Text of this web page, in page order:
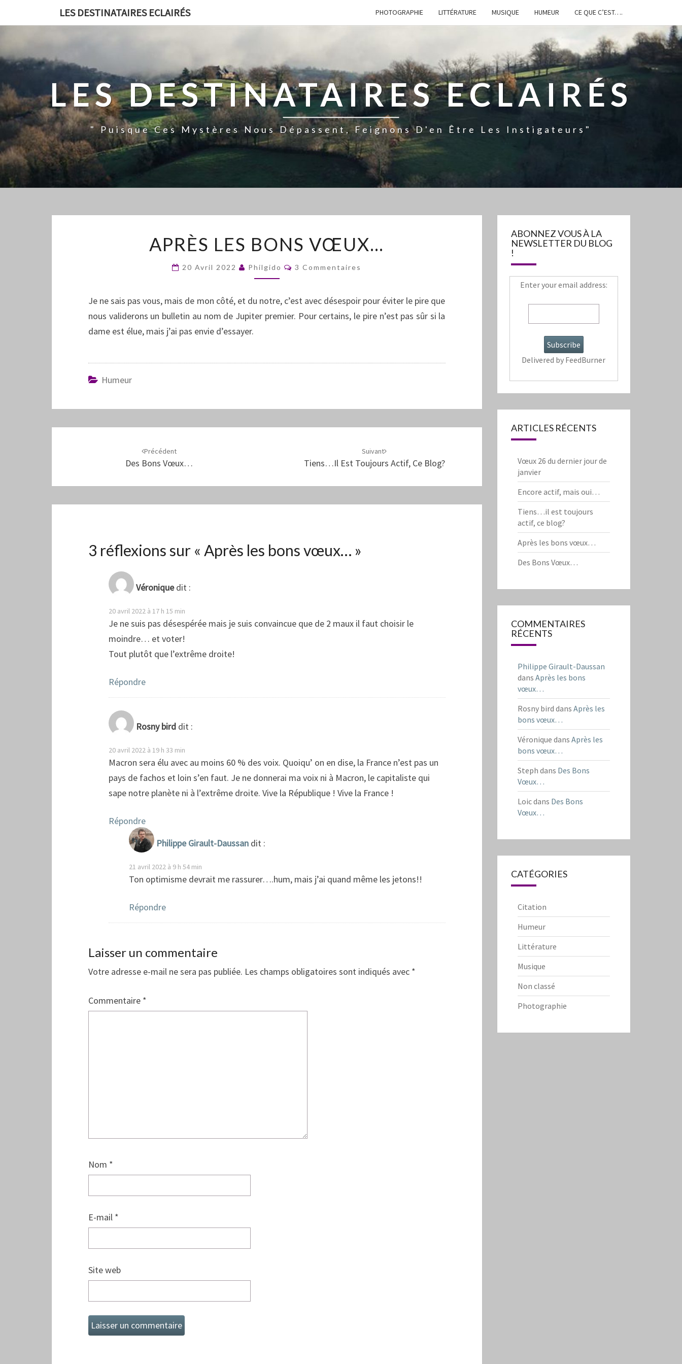
LES DESTINATAIRES ECLAIRÉS PHOTOGRAPHIE LITTÉRATURE MUSIQUE HUMEUR CE QUE C’EST….
LES DESTINATAIRES ECLAIRÉS
" Puisque Ces Mystères Nous Dépassent, Feignons D'en Être Les Instigateurs"
LES
VŒUX…
APRÈS LES BONS VŒUX…
20 Avril 2022 Philgido Commentaires
3 Commentaires
Je ne sais pas vous, mais de mon côté, et du notre, c’est avec désespoir pour éviter le pire que
nous validerons un bulletin au nom de Jupiter premier. Pour certains, le pire n’est pas sûr si la
dame est élue, mais j’ai pas envie d’essayer.
Humeur
Précédent
Des Bons Vœux…
Suivant
Tiens…il Est Toujours Actif, Ce Blog?
3 réflexions sur « Après les bons vœux… »
Véronique dit :
20 avril 2022 à 17 h 15 min
Je ne suis pas désespérée mais je suis convaincue que de 2 maux il faut choisir le
moindre… et voter!
Tout plutôt que l’extrême droite!
Répondre
Rosny bird dit :
20 avril 2022 à 19 h 33 min
Macron sera élu avec au moins 60 % des voix. Quoiqu’ on en dise, la France n’est pas un
pays de fachos et loin s’en faut. Je ne donnerai ma voix ni à Macron, le capitaliste qui
sape notre planète ni à l’extrême droite. Vive la République ! Vive la France !
Répondre
Philippe Girault-Daussan dit :
21 avril 2022 à 9 h 54 min
Ton optimisme devrait me rassurer….hum, mais j’ai quand même les jetons!!
Répondre
Laisser un commentaire
Votre adresse e-mail ne sera pas publiée. Les champs obligatoires sont indiqués avec *
Commentaire *
Nom *
E-mail *
Site web
ABONNEZ VOUS À LA
NEWSLETTER DU BLOG
!
Enter your email address:
Delivered by FeedBurner
ARTICLES RÉCENTS
Vœux 26 du dernier jour de
janvier
Encore actif, mais oui…
Tiens…il est toujours
actif, ce blog?
Après les bons vœux…
Des Bons Vœux…
COMMENTAIRES
RÉCENTS
Philippe Girault-Daussan
dans Après les bons
vœux…
Rosny bird dans Après les
bons vœux…
Véronique dans Après les
bons vœux…
Steph dans Des Bons
Vœux…
Loicdans Des Bons
Vœux…
CATÉGORIES
Citation
Humeur
Littérature
Musique
Non classé
Photographie